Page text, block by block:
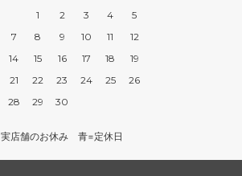
1
2 3 4
5
7 8 9 10 11
12
14 15 16 17 18
19
21 22 23 24 25
26
28 29 30
実店舗のお休み 青=定休日